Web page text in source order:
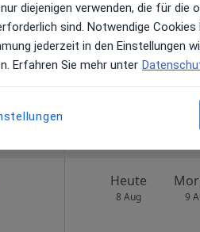
Online-
Heute
8 Aug 9
diejenigen verwenden, die für die
sind. Notwendige Cookies
jederzeit in den Einstellungen
Erfahren Sie mehr unter